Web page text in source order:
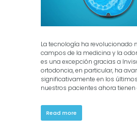
La tecnología ha revolucionado
campos de la medicina y la
es una excepción gracias a
ortodoncia, en particular, ha
significativamente en los
nuestros pacientes ahora tienen
Read more